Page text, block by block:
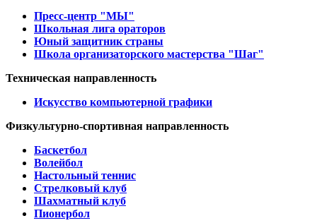
Пресс-центр "МЫ"
Школьная лига ораторов
Юный защитник страны
Школа организаторского мастерства "Шаг"
Техническая направленность
Искусство компьютерной графики
Физкультурно-спортивная направленность
Баскетбол
Волейбол
Настольный теннис
Стрелковый клуб
Шахматный клуб
Пионербол